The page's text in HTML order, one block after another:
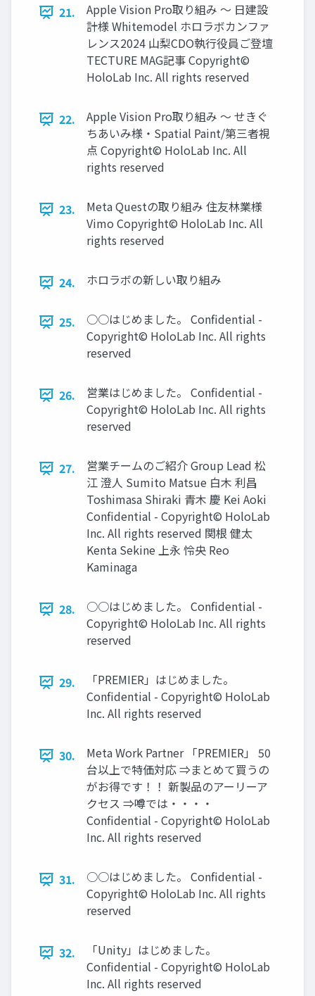
21.
Apple Vision Pro取り組み ～ 日建設
計様 Whitemodel ホロラボカンファ
レンス2024 山梨CDO執行役員ご登壇
TECTURE MAG記事 Copyright©
HoloLab Inc. All rights reserved
22.
Apple Vision Pro取り組み ～ せきぐ
ちあいみ様・Spatial Paint/第三者視
点 Copyright© HoloLab Inc. All
rights reserved
23.
Meta Questの取り組み 住友林業様
Vimo Copyright© HoloLab Inc. All
rights reserved
24. ホロラボの新しい取り組み
25.
○○はじめました。 Confidential -
Copyright© HoloLab Inc. All rights
reserved
26.
営業はじめました。 Confidential -
Copyright© HoloLab Inc. All rights
reserved
27.
営業チームのご紹介 Group Lead 松
江 澄人 Sumito Matsue 白木 利昌
Toshimasa Shiraki 青木 慶 Kei Aoki
Confidential - Copyright© HoloLab
Inc. All rights reserved 関根 健太
Kenta Sekine 上永 怜央 Reo
Kaminaga
28.
○○はじめました。 Confidential -
Copyright© HoloLab Inc. All rights
reserved
29.
「PREMIER」はじめました。
Confidential - Copyright© HoloLab
Inc. All rights reserved
30.
Meta Work Partner 「PREMIER」 50
台以上で特価対応 ⇒まとめて買うの
がお得です！！ 新製品のアーリーア
クセス ⇒噂では・・・・
Confidential - Copyright© HoloLab
Inc. All rights reserved
31.
○○はじめました。 Confidential -
Copyright© HoloLab Inc. All rights
reserved
32.
「Unity」はじめました。
Confidential - Copyright© HoloLab
Inc. All rights reserved